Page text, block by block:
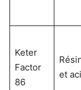
Keter
Factor
86
et